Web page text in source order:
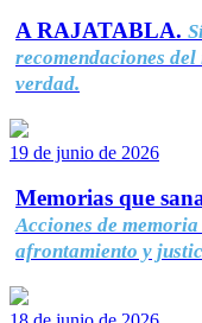
A RAJATABLA.
recomendaciones
verdad.
19 de junio de 2026
Memorias que
Acciones de
afrontamiento y